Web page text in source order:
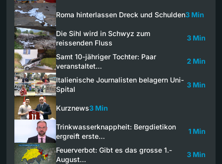
Roma hinterlassen Dreck und Schulden3 Min
Die Sihl wird in Schwyz zum
reissenden Fluss
3 Min
Samt 10-jähriger Tochter: Paar
veranstaltet…
2 Min
Italienische Journalisten belagern Uni-
Spital
3 Min
Kurznews3 Min
Trinkwasserknappheit: Bergdietikon
ergreift erste…
1 Min
Feuerverbot: Gibt es das grosse 1.-
August…
3 Min